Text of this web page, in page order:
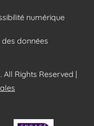
numérique
données
Rights Reserved |